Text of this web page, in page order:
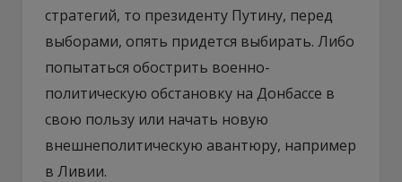
стратегий, то президенту Путину, перед
выборами, опять придется выбирать. Либо
попытаться обострить военно-
политическую обстановку на Донбассе в
свою пользу или начать новую
внешнеполитическую авантюру, например
в Ливии.